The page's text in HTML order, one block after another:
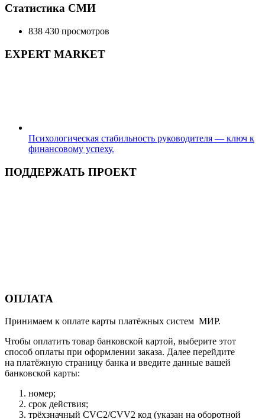
Статистика СМИ
838 430 просмотров
EXPERT MARKET
Психологическая стабильность руководителя — ключ к
финансовому успеху.
ПОДДЕРЖАТЬ ПРОЕКТ
ОПЛАТА
Принимаем к оплате карты платёжных систем МИР.
Чтобы оплатить товар банковской картой, выберите этот
способ оплаты при оформлении заказа. Далее перейдите
на платёжную страницу банка и введите данные вашей
банковской карты:
номер;
срок действия;
трёхзначный CVC2/CVV2 код (указан на оборотной